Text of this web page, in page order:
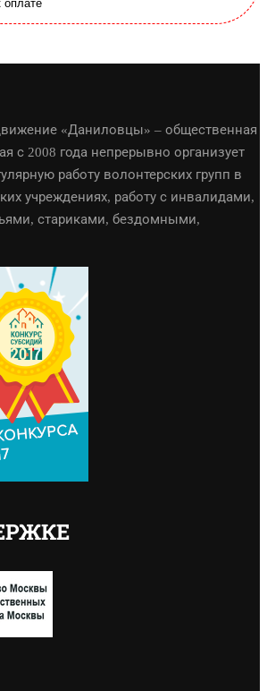
«Даниловцы» – общественная
с 2008 года непрерывно организует
работу волонтерских групп в
учреждениях, работу с инвалидами,
стариками, бездомными,